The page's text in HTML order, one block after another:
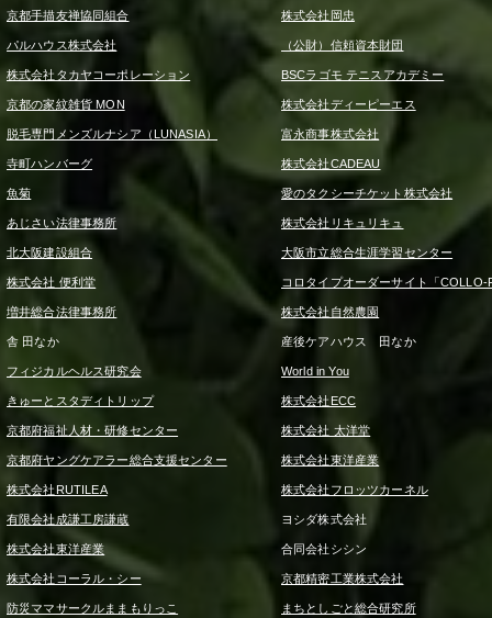
京都手描友禅協同組合 株式会社岡忠
パルハウス株式会社 （公財）信頼資本財団
株式会社タカヤコーポレーション BSCラゴモ テニスアカデミー
京都の家紋雑貨 MON 株式会社ディーピーエス
脱毛専門メンズルナシア（LUNASIA） 富永商事株式会社
寺町ハンバーグ 株式会社CADEAU
魚菊 愛のタクシーチケット株式会社
あじさい法律事務所 株式会社リキュリキュ
北大阪建設組合 大阪市立総合生涯学習センター
株式会社 便利堂 コロタイプオーダーサイト「COLLO-
増井総合法律事務所 株式会社自然農園
舎 田なか 産後ケアハウス 田なか
フィジカルヘルス研究会 World in You
きゅーとスタディトリップ 株式会社ECC
京都府福祉人材・研修センター 株式会社 太洋堂
京都府ヤングケアラー総合支援センター 株式会社東洋産業
株式会社RUTILEA 株式会社フロッツカーネル
有限会社成謙工房謙蔵 ヨシダ株式会社
株式会社東洋産業 合同会社シシン
株式会社コーラル・シー 京都精密工業株式会社
防災ママサークルままもりっこ まちとしごと総合研究所